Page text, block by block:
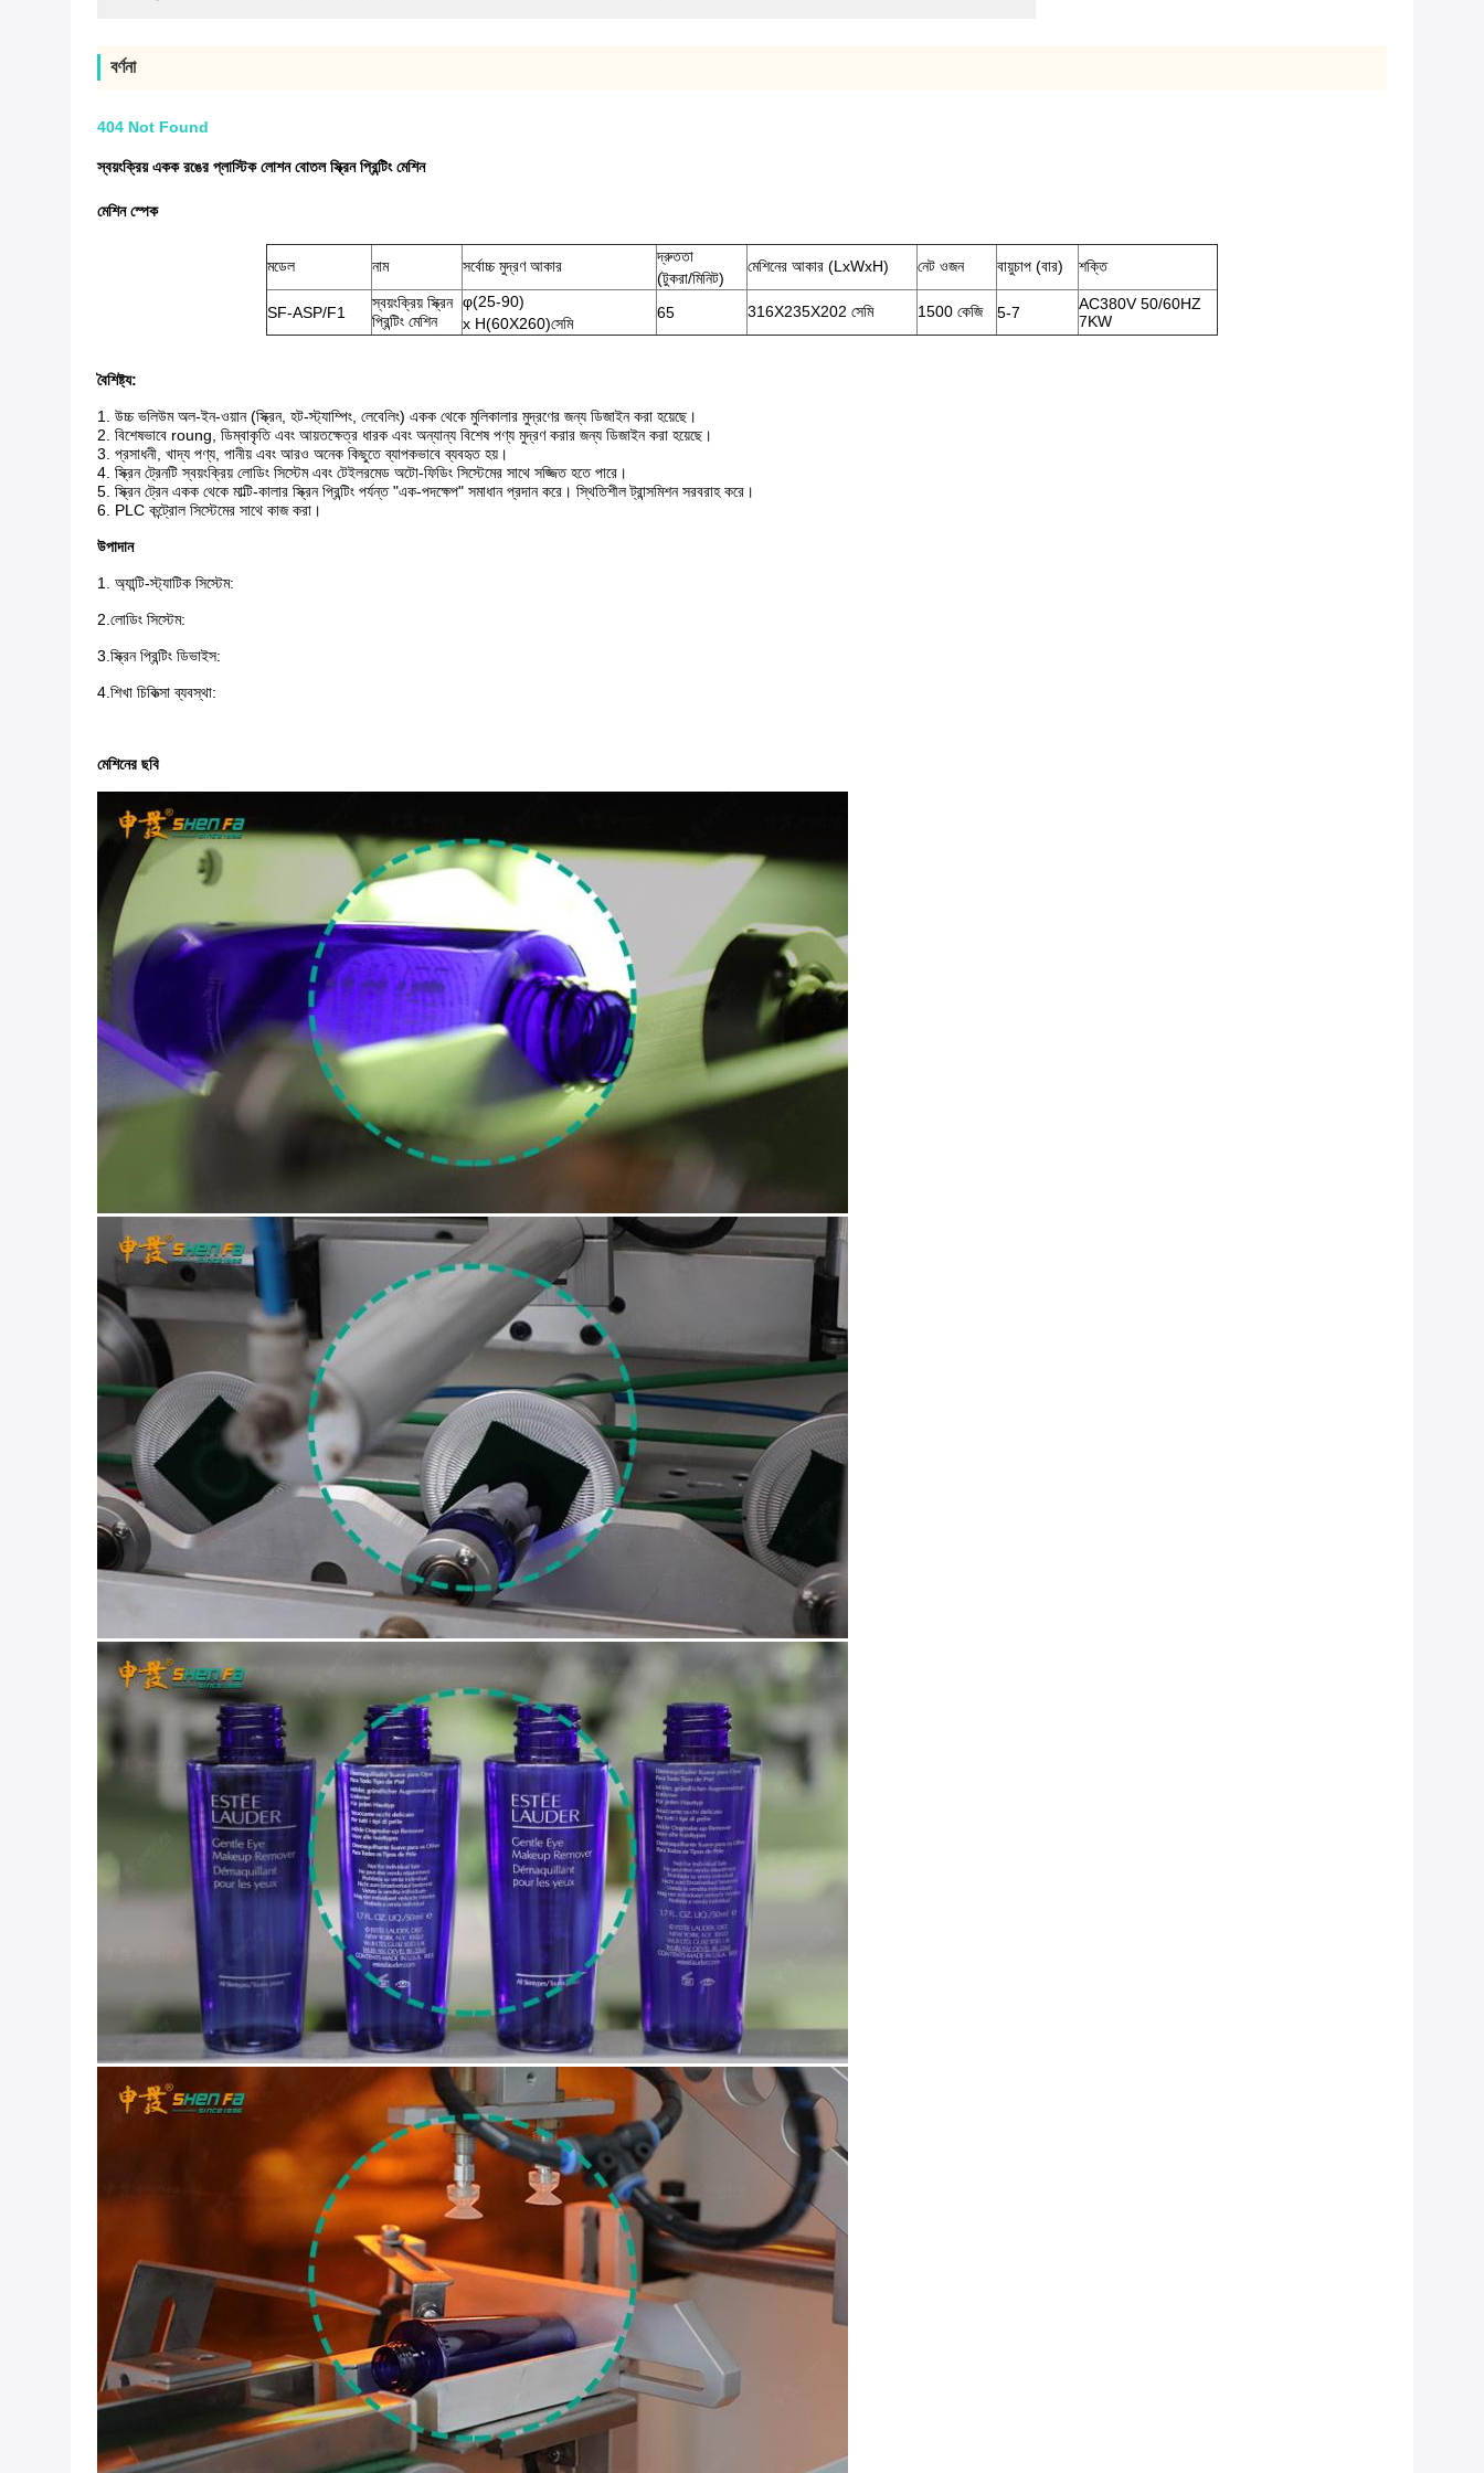
বর্ণনা
404 Not Found
স্বয়ংক্রিয় একক রঙের প্লাস্টিক লোশন বোতল স্ক্রিন প্রিন্টিং মেশিন
মেশিন স্পেক
মডেল নাম সর্বোচ্চ মুদ্রণ আকার
দ্রুততা
(টুকরা/মিনিট)
মেশিনের আকার (LxWxH) নেট ওজন বায়ুচাপ (বার) শক্তি
SF-ASP/F1
স্বয়ংক্রিয় স্ক্রিন
প্রিন্টিং মেশিন
φ(25-90)
x H(60X260)সেমি
65 316X235X202 সেমি 1500 কেজি 5-7
AC380V 50/60HZ
7KW
বৈশিষ্ট্য:
1. উচ্চ ভলিউম অল-ইন-ওয়ান (স্ক্রিন, হট-স্ট্যাম্পিং, লেবেলিং) একক থেকে মুলিকালার মুদ্রণের জন্য ডিজাইন করা হয়েছে।
2. বিশেষভাবে roung, ডিম্বাকৃতি এবং আয়তক্ষেত্র ধারক এবং অন্যান্য বিশেষ পণ্য মুদ্রণ করার জন্য ডিজাইন করা হয়েছে।
3. প্রসাধনী, খাদ্য পণ্য, পানীয় এবং আরও অনেক কিছুতে ব্যাপকভাবে ব্যবহৃত হয়।
4. স্ক্রিন ট্রেনটি স্বয়ংক্রিয় লোডিং সিস্টেম এবং টেইলরমেড অটো-ফিডিং সিস্টেমের সাথে সজ্জিত হতে পারে।
5. স্ক্রিন ট্রেন একক থেকে মাল্টি-কালার স্ক্রিন প্রিন্টিং পর্যন্ত "এক-পদক্ষেপ" সমাধান প্রদান করে। স্থিতিশীল ট্রান্সমিশন সরবরাহ করে।
6. PLC কন্ট্রোল সিস্টেমের সাথে কাজ করা।
উপাদান
1. অ্যান্টি-স্ট্যাটিক সিস্টেম:
2. লোডিং সিস্টেম:
3. স্ক্রিন প্রিন্টিং ডিভাইস:
4. শিখা চিকিত্সা ব্যবস্থা:
মেশিনের ছবি